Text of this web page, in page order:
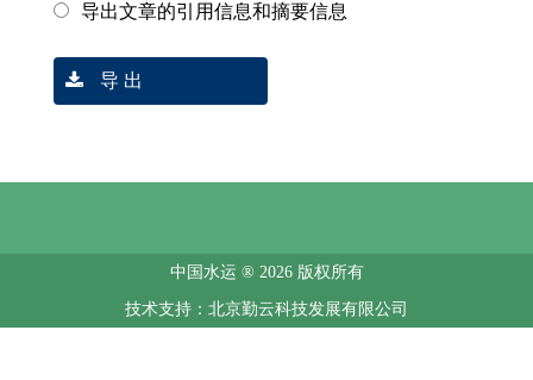
导出文章的引用信息和摘要信息
导 出
中国水运 ® 2026 版权所有
技术支持：北京勤云科技发展有限公司